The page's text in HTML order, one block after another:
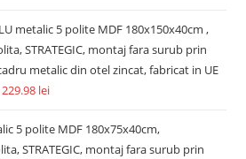
metalic 5 polite MDF 180x150x40cm ,
STRATEGIC, montaj fara surub prin
metalic din otel zincat, fabricat in UE
229.98 lei
5 polite MDF 180x75x40cm,
STRATEGIC, montaj fara surub prin